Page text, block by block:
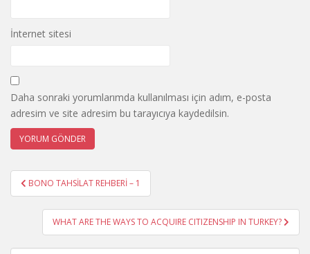
İnternet sitesi
Daha sonraki yorumlarımda kullanılması için adım, e-posta
adresim ve site adresim bu tarayıcıya kaydedilsin.
Yazı
gezinmesi
BONO TAHSİLAT REHBERİ – 1
WHAT ARE THE WAYS TO ACQUIRE CITIZENSHIP IN TURKEY?